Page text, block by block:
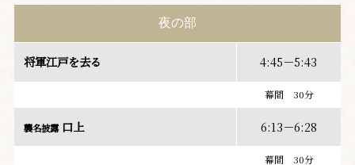
夜の部
将軍江戸を去る 4:45－5:43
幕間 30分
襲名披露口上 6:13－6:28
幕間 30分